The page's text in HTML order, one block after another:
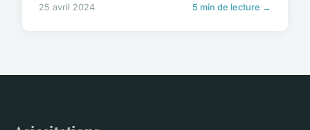
25 avril 2024 5 min de lecture →